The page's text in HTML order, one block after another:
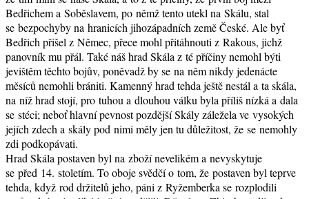
Bedřichem a Soběslavem, po němž tento utekl na Skálu, stal
se bezpochyby na hranicích jihozápadních země České. Ale byť
Bedřich přišel z Němec, přece mohl přitáhnouti z Rakous, jichž
panovník mu přál. Také náš hrad Skála z té příčiny nemohl býti
jevištěm těchto bojův, poněvadž by se na něm nikdy jedenácte
měsíců nemohli brániti. Kamenný hrad tehda ještě nestál a ta skála,
na níž hrad stojí, pro tuhou a dlouhou válku byla příliš nízká a dala
se stéci; neboť hlavní pevnost pozdější Skály záležela ve vysokých
jejích zdech a skály pod nimi měly jen tu důležitost, že se nemohly
zdi podkopávati.
Hrad Skála postaven byl na zboží nevelikém a nevyskytuje
se před 14. stoletím. To oboje svědčí o tom, že postaven byl teprve
tehda, když rod držitelů jeho, páni z Ryžemberka se rozplodili